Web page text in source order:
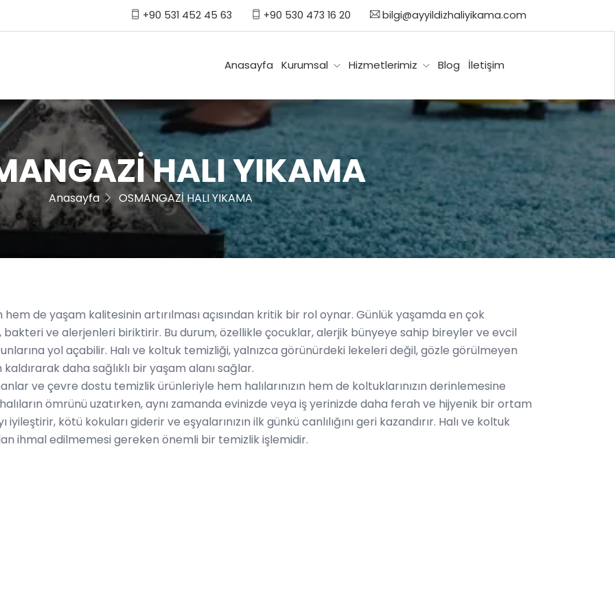
+90 531 452 45 63 +90 530 473 16 20 bilgi@ayyildizhaliyikama.com
Anasayfa Kurumsal Hizmetlerimiz Blog İletişim
HALI YIKAMA
Anasayfa OSMANGAZİ HALI YIKAMA
hem de yaşam kalitesinin artırılması açısından kritik bir rol oynar. Günlük yaşamda en çok
bakteri ve alerjenleri biriktirir. Bu durum, özellikle çocuklar, alerjik bünyeye sahip bireyler ve evcil
yol açabilir. Halı ve koltuk temizliği, yalnızca görünürdeki lekeleri değil, gözle görülmeyen
daha sağlıklı bir yaşam alanı sağlar.
ve çevre dostu temizlik ürünleriyle hem halılarınızın hem de koltuklarınızın derinlemesine
ömrünü uzatırken, aynı zamanda evinizde veya iş yerinizde daha ferah ve hijyenik bir ortam
kötü kokuları giderir ve eşyalarınızın ilk günkü canlılığını geri kazandırır. Halı ve koltuk
ihmal edilmemesi gereken önemli bir temizlik işlemidir.